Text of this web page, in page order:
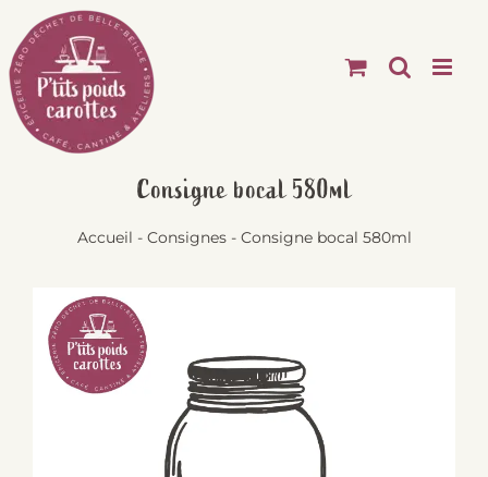
Passer
au
contenu
Consigne bocal 580ml
Accueil - Consignes- Consigne bocal 580ml